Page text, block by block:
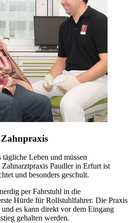
Zahnpraxis
Leben und müssen
Paudler in Erfurt ist
und besonders geschult.
per Fahrstuhl in die
Hürde für Rollstuhlfahrer. Die Praxis
es kann direkt vor dem Eingang
gehalten werden.